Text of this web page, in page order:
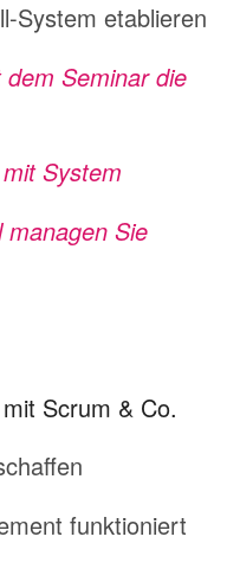
System etablieren
Seminar die
System
managen Sie
Scrum & Co.
funktioniert